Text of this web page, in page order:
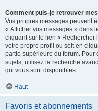
Comment puis-je retrouver
Vos propres messages peuvent
« Afficher vos messages » dans
cliquant sur le lien « Rechercher
votre propre profil ou soit en
partie supérieure du forum. Pour
sujets, utilisez la recherche
qui vous sont disponibles.
Haut
Favoris et abonnements